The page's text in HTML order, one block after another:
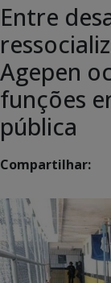
Entre
Agepen
funções
pública
Compartilhar: